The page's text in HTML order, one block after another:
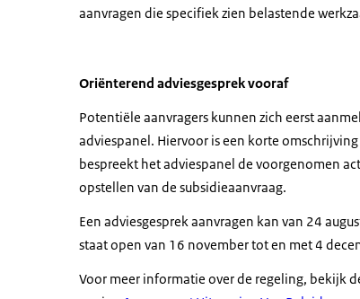
aanvragen die specifiek zien belastende
Oriënterend adviesgesprek vooraf
Potentiële aanvragers kunnen zich eerst
adviespanel. Hiervoor is een korte
bespreekt het adviespanel de voorgenomen
opstellen van de subsidieaanvraag.
Een adviesgesprek aanvragen kan van 24
staat open van 16 november tot en met 4
Voor meer informatie over de regeling, bekijk